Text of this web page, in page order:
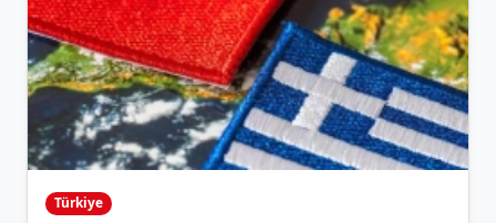
Türkiye